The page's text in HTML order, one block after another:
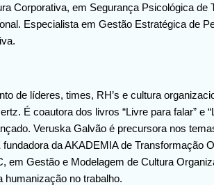
Corporativa, em Segurança Psicológica de
Especialista em Gestão Estratégica de
de líderes, times, RH’s e cultura
É coautora dos livros “Livre para falar” e
Veruska Galvão é precursora nos
da AKADEMIA de Transformação
em Gestão e Modelagem de Cultura
humanização no trabalho.